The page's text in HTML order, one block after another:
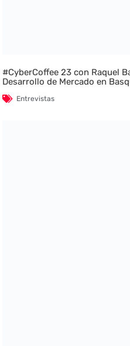
#CyberCoffee 23 con Raquel
Desarrollo de Mercado en
Entrevistas